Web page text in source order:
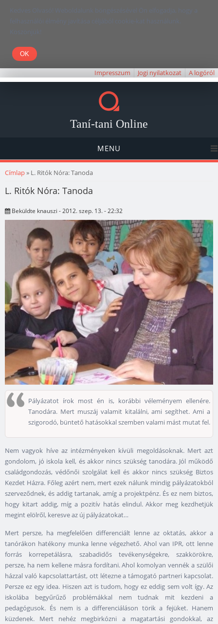
Kedves Olvasó! Weboldalunk böngészésével Ön elfogadja, hogy a
felhasználói élmény javítása céljából cookie-kat használunk.
Köszönjük!
Impresszum Jogi nyilatkozat A logóról
Taní-tani Online
MENU
Jelenlegi hely
Címlap» L. Ritók Nóra: Tanoda
L. Ritók Nóra: Tanoda
Beküldte knauszi - 2012. szep. 13. - 22:32
Pályázatot írok most én is, korábbi véleményem ellenére.
Tanodára. Mert muszáj valamit kitalálni, ami segíthet. Ami a
szigorodó, büntető hatásokkal szemben valami mást mutat fel.
Nem vagyok híve az intézményeken kívüli megoldásoknak. Mert azt
gondolom, jó iskola kell, és akkor nincs szükség tanodára. Jól működő
családgondozás, védőnői szolgálat kell és akkor nincs szükség Biztos
Kezdet Házra. Főleg azért nem, mert ezek nálunk mindig pályázatokból
szerveződnek, és addig tartanak, amíg a projektpénz. És ez nem biztos,
hogy kitart addig, míg a pozitív hatás elindul. Akkor meg kezdhetjük
megint elölről, keresve az új pályázatokat…
Mert persze, ha megfelelően differenciált lenne az oktatás, akkor a
tanórákon hatékony munka lenne végezhető. Ahol van IPR, ott lenne
forrás korrepetálásra, szabadidős tevékenységekre, szakkörökre,
persze, ha nem kellene másra fordítani. Ahol komolyan vennék a szülői
házzal való kapcsolattartást, ott létezne a támogató partneri kapcsolat.
Persze ez egy idea. Hiszen azt is tudom, hogy ez eddig sem volt így. Az
iskolába begyűrűző problémákkal nem tudnak mit kezdeni a
pedagógusok. És nem is a differenciáláson törik a fejüket. Hanem
küzdenek. Mert nehéz megbirkózni a magatartási gondokkal, az